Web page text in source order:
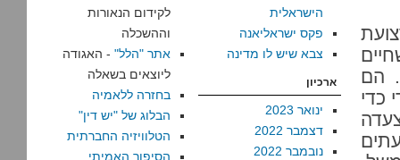
הם
כדי
הישראלית
פקס ישראליאנה
צבא שיש לו מדינה
ארכיון
ינואר 2023
דצמבר 2022
נובמבר 2022
לקידום הנאורות
וההשכלה
אתר "הלל" - האגודה
ליוצאים בשאלה
בחזרה ללאמיה
הבלוג של "יש דין"
הטלוויזיה החברתית
הסיפור האמיתי